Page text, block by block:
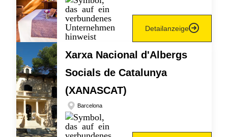
Detailanzeige
Xarxa Nacional d'Albergs
Socials de Catalunya
(XANASCAT)
Barcelona